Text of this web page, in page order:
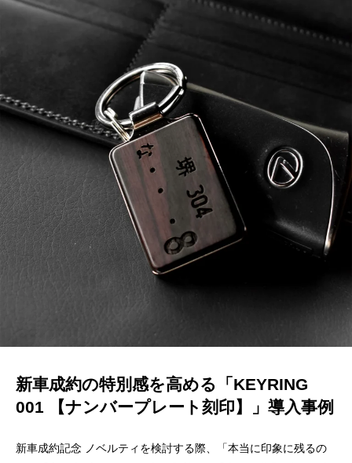
新車成約の特別感を高める「KEYRING
001 【ナンバープレート刻印】」導入事例
新車成約記念 ノベルティを検討する際、「本当に印象に残るの